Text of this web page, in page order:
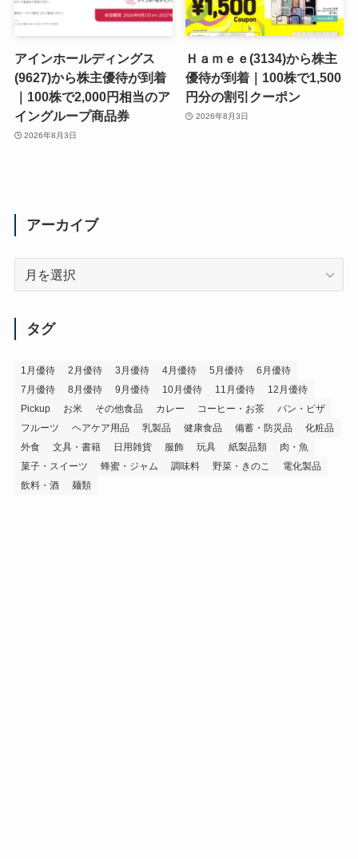
アインホールディングス
(9627)から株主優待が到着
｜100株で2,000円相当のア
イングループ商品券
2026年8月3日
Ｈａｍｅｅ(3134)から株主
優待が到着｜100株で1,500
円分の割引クーポン
2026年8月3日
アーカイブ
タグ
1月優待 2月優待 3月優待 4月優待 5月優待
6月優待
7月優待
8月優待 9月優待 10月優待 11月優待
12月優待
Pickup
お米 その他食品 カレー コーヒー・お茶
パン・ピザ
フルーツ
ヘアケア用品 乳製品 健康食品 備蓄・防災品
化粧品
外食
文具・書籍 日用雑貨 服飾 玩具 紙製品類
肉・魚
菓子・スイーツ
蜂蜜・ジャム 調味料 野菜・きのこ
電化製品
飲料・酒
麺類